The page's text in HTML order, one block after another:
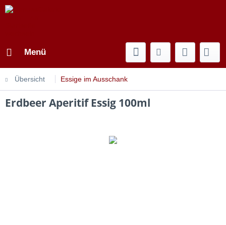
Menü
Übersicht Essige im Ausschank
Erdbeer Aperitif Essig 100ml